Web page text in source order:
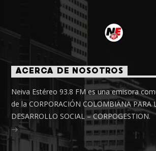
ACERCA DE NOSOTROS
Neiva Estéreo 93.8 FM es una emisora
de la CORPORACIÓN COLOMBIANA PARA
DESARROLLO SOCIAL – CORPOGESTION.